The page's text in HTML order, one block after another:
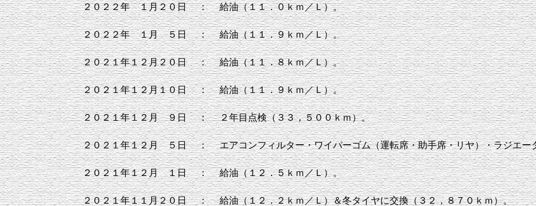
２０２２年 １月２０日 ： 給油（１１．０ｋｍ／Ｌ）。
２０２２年 １月 ５日 ： 給油（１１．９ｋｍ／Ｌ）。
２０２１年１２月２０日 ： 給油（１１．８ｋｍ／Ｌ）。
２０２１年１２月１０日 ： 給油（１１．９ｋｍ／Ｌ）。
２０２１年１２月 ９日 ： ２年目点検（３３，５００ｋｍ）。
２０２１年１２月 ５日 ： エアコンフィルター・ワイパーゴム（運転席・助手席・リヤ）・ラジエ
２０２１年１２月 １日 ： 給油（１２．５ｋｍ／Ｌ）。
２０２１年１１月２０日 ： 給油（１２．２ｋｍ／Ｌ）＆冬タイヤに交換（３２，８７０ｋｍ）。